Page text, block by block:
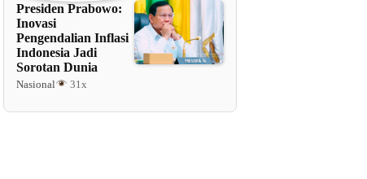
Presiden Prabowo:
Inovasi
Pengendalian Inflasi
Indonesia Jadi
Sorotan Dunia
Nasional 31x